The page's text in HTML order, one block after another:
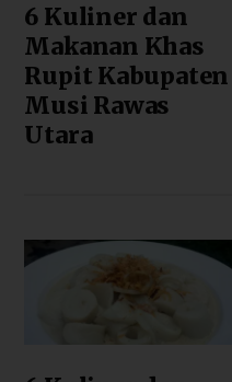
6 Kuliner dan
Makanan Khas
Rupit Kabupaten
Musi Rawas
Utara